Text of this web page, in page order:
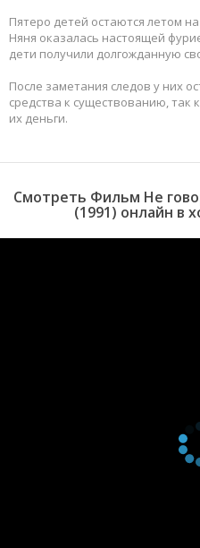
Пятеро детей остаются летом
Няня оказалась настоящей
дети получили долгожданную
После заметания следов у них
средства к существованию, так
их деньги.
Смотреть Фильм Не
(1991) онлайн в